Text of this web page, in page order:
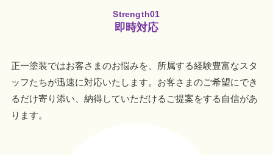
Strength01
即時対応
正一塗装ではお客さまのお悩みを、所属する経験豊富なスタ
ッフたちが迅速に対応いたします。お客さまのご希望にでき
るだけ寄り添い、納得していただけるご提案をする自信があ
ります。